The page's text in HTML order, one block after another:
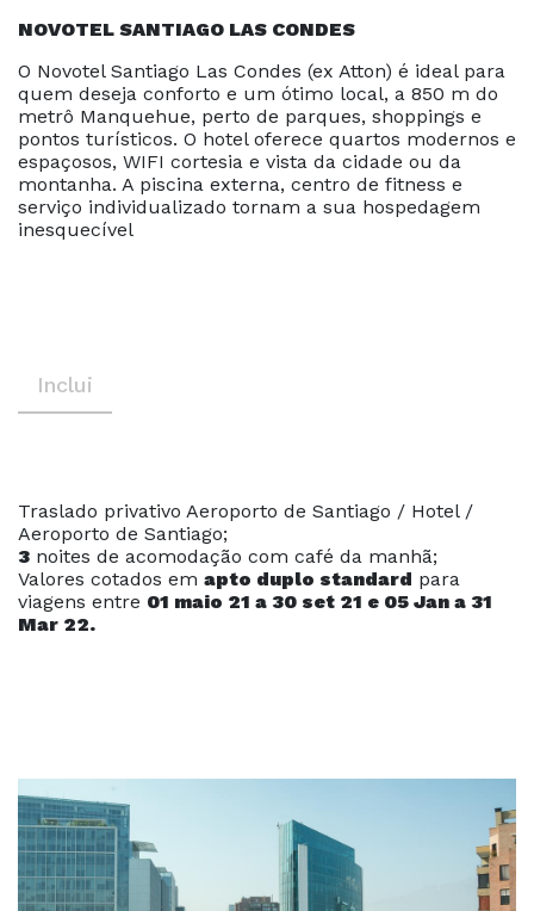
NOVOTEL SANTIAGO LAS CONDES
O Novotel Santiago Las Condes (ex Atton) é ideal para
quem deseja conforto e um ótimo local, a 850 m do
metrô Manquehue, perto de parques, shoppings e
pontos turísticos. O hotel oferece quartos modernos e
espaçosos, WIFI cortesia e vista da cidade ou da
montanha. A piscina externa, centro de fitness e
serviço individualizado tornam a sua hospedagem
inesquecível
Inclui
Traslado privativo Aeroporto de Santiago / Hotel /
Aeroporto de Santiago;
3 noites de acomodação com café da manhã;
Valores cotados em apto duplo standard para
viagens entre 01 maio 21 a 30 set 21 e 05 Jan a 31
Mar 22.